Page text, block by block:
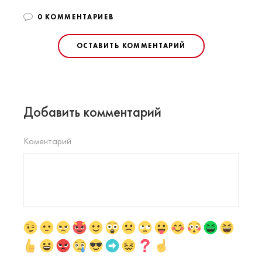
0 КОММЕНТАРИЕВ
ОСТАВИТЬ КОММЕНТАРИЙ
Добавить комментарий
Коментарий